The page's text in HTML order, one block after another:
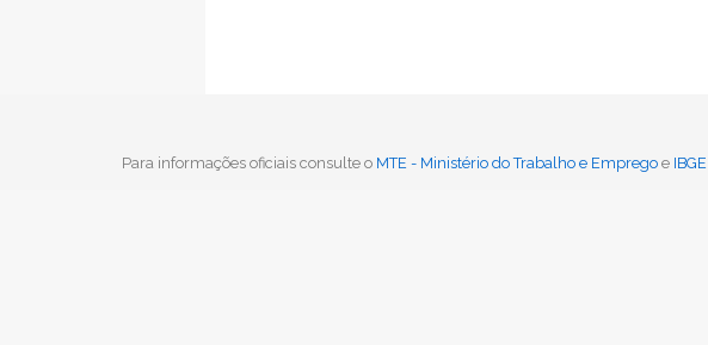
Para informações oficiais consulte o MTE - Ministério do Trabalho e Emprego e IBGE